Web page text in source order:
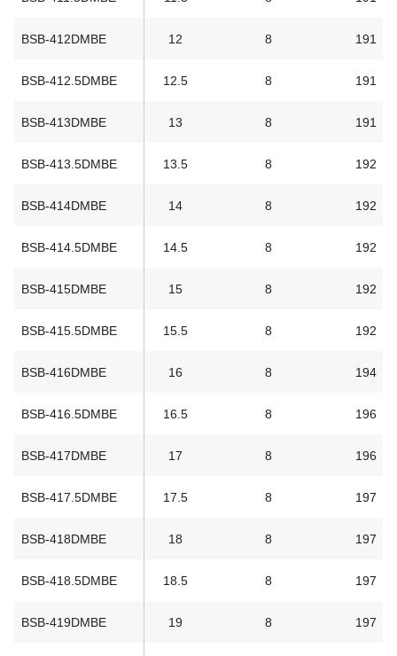
BSB-412DMBE 12 8 191
BSB-412.5DMBE 12.5 8 191
BSB-413DMBE 13 8 191
BSB-413.5DMBE 13.5 8 192
BSB-414DMBE 14 8 192
BSB-414.5DMBE 14.5 8 192
BSB-415DMBE 15 8 192
BSB-415.5DMBE 15.5 8 192
BSB-416DMBE 16 8 194
BSB-416.5DMBE 16.5 8 196
BSB-417DMBE 17 8 196
BSB-417.5DMBE 17.5 8 197
BSB-418DMBE 18 8 197
BSB-418.5DMBE 18.5 8 197
BSB-419DMBE 19 8 197